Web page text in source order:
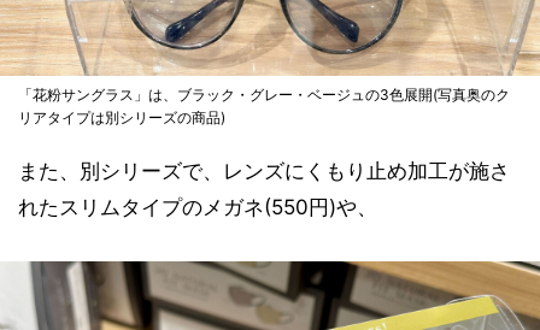
「花粉サングラス」は、ブラック・グレー・ベージュの3色展開(写真奥のク
リアタイプは別シリーズの商品)
また、別シリーズで、レンズにくもり止め加工が施さ
れたスリムタイプのメガネ(550円)や、